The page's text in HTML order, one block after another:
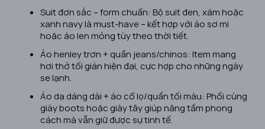
Suit đơn sắc – form chuẩn: Bộ suit đen, xám hoặc
xanh navy là must-have – kết hợp với áo sơ mi
hoặc áo len mỏng tùy theo thời tiết.
Áo henley trơn + quần jeans/chinos: Item mang
hơi thở tối giản hiện đại, cực hợp cho những ngày
se lạnh.
Áo dạ dáng dài + áo cổ lọ/quần tối màu: Phối cùng
giày boots hoặc giày tây giúp nâng tầm phong
cách mà vẫn giữ được sự tinh tế.